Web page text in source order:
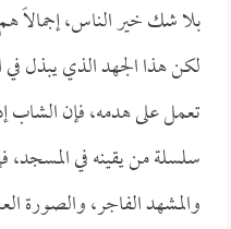
بلا شك خير الناس، إجمالاً
لكن هذا الجهد الذي يبذل
تعمل على هدمه، فإن الشاب
سلسلة من يقينه في المسجد،
والمشهد الفاجر، والصورة